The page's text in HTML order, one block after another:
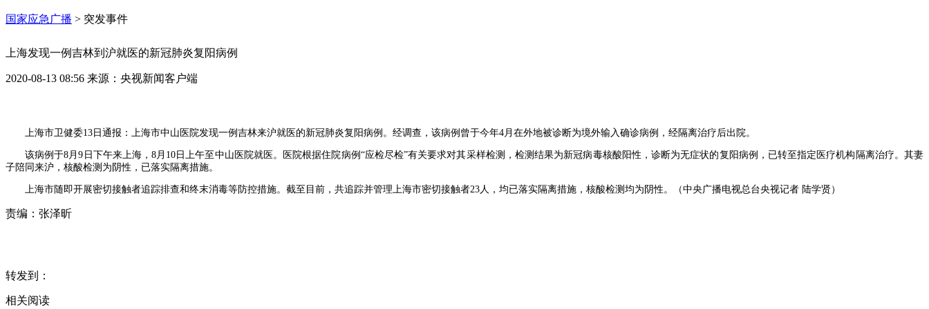
国家应急广播 > 突发事件
上海发现一例吉林到沪就医的新冠肺炎复阳病例
2020-08-13 08:56 来源： 央视新闻客户端
上海市卫健委13日通报：上海市中山医院发现一例吉林来沪就医的新冠肺炎复阳病例。经调查，该病例曾于今年4月在外地被诊断为境外输入确诊病例，经隔离治疗后出院。
该病例于8月9日下午来上海，8月10日上午至中山医院就医。医院根据住院病例“应检尽检”有关要求对其采样检测，检测结果为新冠病毒核酸阳性，诊断为无症状的复阳病例，已转至指定医疗机构隔离治疗。其妻
子陪同来沪，核酸检测为阴性，已落实隔离措施。
上海市随即开展密切接触者追踪排查和终末消毒等防控措施。截至目前，共追踪并管理上海市密切接触者23人，均已落实隔离措施，核酸检测均为阴性。（中央广播电视总台央视记者 陆学贤）
责编： 张泽昕
转发到：
相关阅读